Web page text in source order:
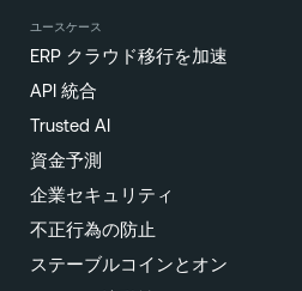
ユースケース
ERP クラウド移行を加速
API 統合
Trusted AI
資金予測
企業セキュリティ
不正行為の防止
ステーブルコインとオン